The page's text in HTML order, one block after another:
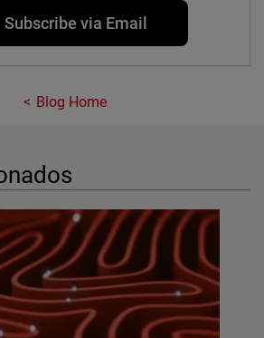
Subscribe via Email
Blog Home